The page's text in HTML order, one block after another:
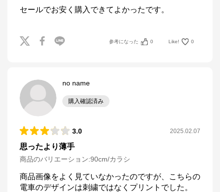
セールでお安く購入できてよかったです。
参考になった 0 Like! 0
no name
購入確認済み
3.0 2025.02.07
思ったより薄手
商品のバリエーション:90cm/カラシ
商品画像をよく見ていなかったのですが、こちらの
電車のデザインは刺繍ではなくプリントでした。